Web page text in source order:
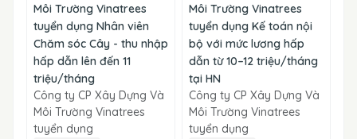
Môi Trường Vinatrees
tuyển dụng Nhân viên
Chăm sóc Cây - thu nhập
hấp dẫn lên đến 11
triệu/tháng
Công ty CP Xây Dựng Và
Môi Trường Vinatrees
tuyển dụng
Môi Trường Vinatrees
tuyển dụng Kế toán nội
bộ với mức lương hấp
dẫn từ 10–12 triệu/tháng
tại HN
Công ty CP Xây Dựng Và
Môi Trường Vinatrees
tuyển dụng